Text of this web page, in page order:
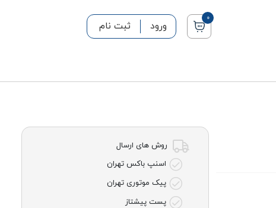
0
ورود ثبت نام
روش های ارسال
اسنپ باکس تهران
پیک موتوری تهران
پست پیشتاز